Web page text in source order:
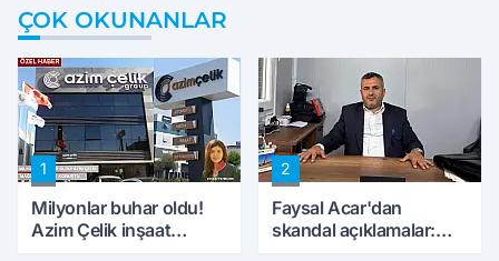
ÇOK OKUNANLAR
1
Milyonlar buhar oldu!
Azim Çelik inşaat
2
Faysal Acar'dan
skandal açıklamalar: